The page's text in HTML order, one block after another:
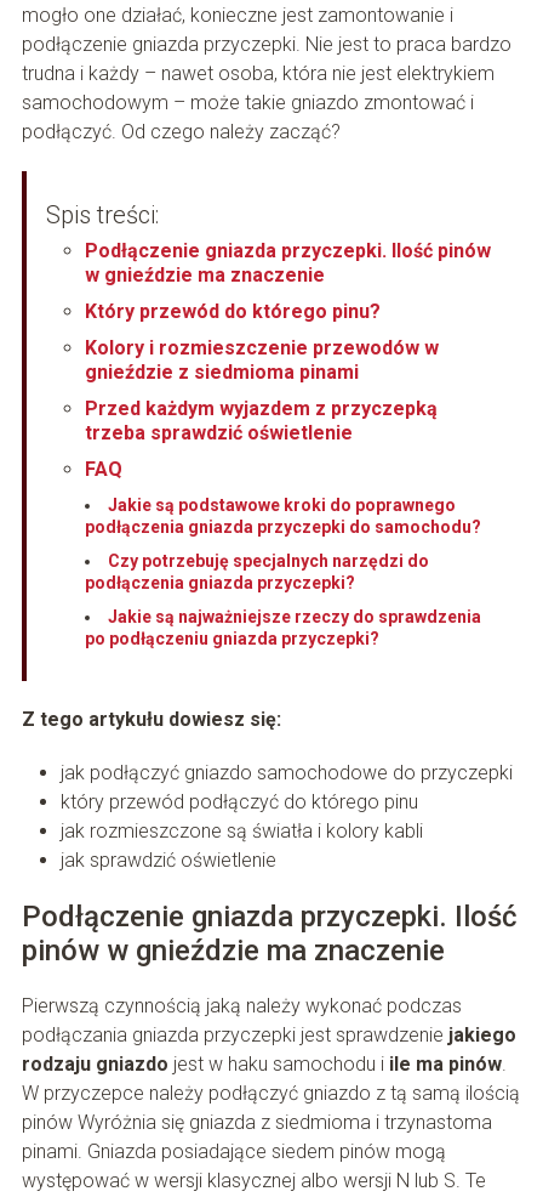
mogło one działać, konieczne jest zamontowanie i
podłączenie gniazda przyczepki. Nie jest to praca bardzo
trudna i każdy – nawet osoba, która nie jest elektrykiem
samochodowym – może takie gniazdo zmontować i
podłączyć. Od czego należy zacząć?
Spis treści:
Podłączenie gniazda przyczepki. Ilość pinów
w gnieździe ma znaczenie
Który przewód do którego pinu?
Kolory i rozmieszczenie przewodów w
gnieździe z siedmioma pinami
Przed każdym wyjazdem z przyczepką
trzeba sprawdzić oświetlenie
FAQ
Jakie są podstawowe kroki do poprawnego
podłączenia gniazda przyczepki do samochodu?
Czy potrzebuję specjalnych narzędzi do
podłączenia gniazda przyczepki?
Jakie są najważniejsze rzeczy do sprawdzenia
po podłączeniu gniazda przyczepki?
Z tego artykułu dowiesz się:
jak podłączyć gniazdo samochodowe do przyczepki
który przewód podłączyć do którego pinu
jak rozmieszczone są światła i kolory kabli
jak sprawdzić oświetlenie
Podłączenie gniazda przyczepki. Ilość
pinów w gnieździe ma znaczenie
Pierwszą czynnością jaką należy wykonać podczas
podłączania gniazda przyczepki jest sprawdzenie jakiego
rodzaju gniazdo jest w haku samochodu i ile ma pinów.
W przyczepce należy podłączyć gniazdo z tą samą ilością
pinów Wyróżnia się gniazda z siedmioma i trzynastoma
pinami. Gniazda posiadające siedem pinów mogą
występować w wersji klasycznej albo wersji N lub S. Te